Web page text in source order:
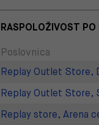
RASPOLOŽIVOST
Poslovnica
Replay Outlet Store,
Replay Outlet Store,
Replay store, Arena